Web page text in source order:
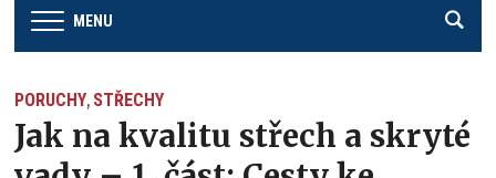
MENU
PORUCHY, STŘECHY
Jak na kvalitu střech a skryté